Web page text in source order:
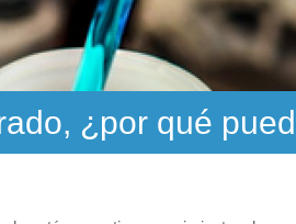
¿por qué